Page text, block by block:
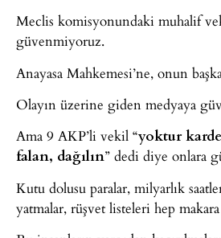
Meclis komisyonundaki muhalif
güvenmiyoruz.
Anayasa Mahkemesi’ne, onun
Olayın üzerine giden medyaya
Ama 9 AKP’li vekil “yoktur
falan, dağılın” dedi diye onlara
Kutu dolusu paralar, milyarlık
yatmalar, rüşvet listeleri hep